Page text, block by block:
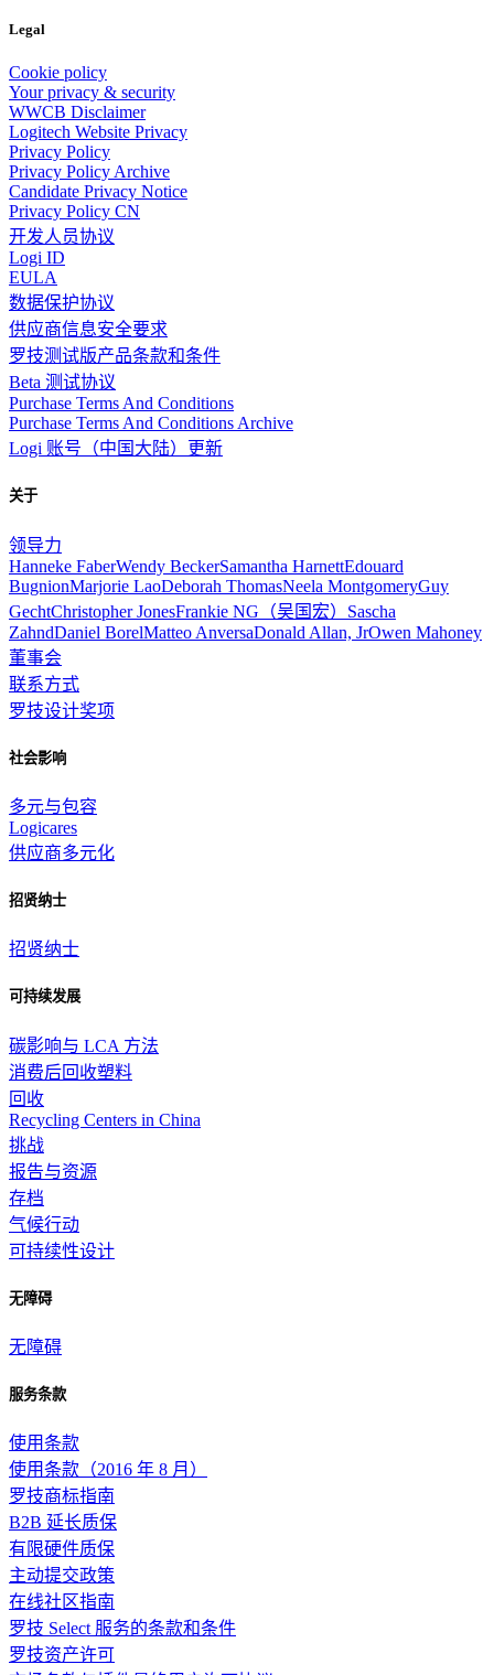
Legal
Cookie policy
Your privacy & security
WWCB Disclaimer
Logitech Website Privacy
Privacy Policy
Privacy Policy Archive
Candidate Privacy Notice
Privacy Policy CN
开发人员协议
Logi ID
EULA
数据保护协议
供应商信息安全要求
罗技测试版产品条款和条件
Beta 测试协议
Purchase Terms And Conditions
Purchase Terms And Conditions Archive
Logi 账号（中国大陆）更新
关于
领导力
Hanneke FaberWendy BeckerSamantha HarnettEdouard
BugnionMarjorie LaoDeborah ThomasNeela MontgomeryGuy
GechtChristopher JonesFrankie NG（吴国宏） Sascha
ZahndDaniel BorelMatteo AnversaDonald Allan, JrOwen Mahoney
董事会
联系方式
罗技设计奖项
社会影响
多元与包容
Logicares
供应商多元化
招贤纳士
招贤纳士
可持续发展
碳影响与 LCA 方法
消费后回收塑料
回收
Recycling Centers in China
挑战
报告与资源
存档
气候行动
可持续性设计
无障碍
无障碍
服务条款
使用条款
使用条款（2016 年 8 月）
罗技商标指南
B2B 延长质保
有限硬件质保
主动提交政策
在线社区指南
罗技 Select 服务的条款和条件
罗技资产许可